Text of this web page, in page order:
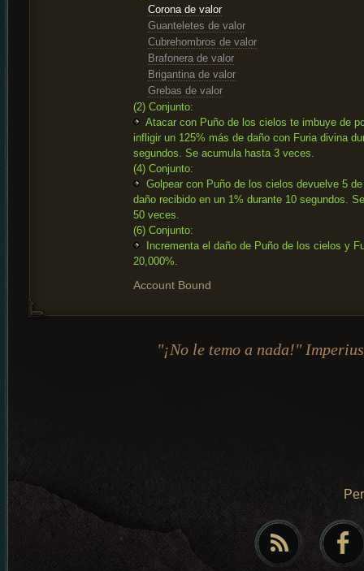
Corona de valor
Guanteletes de valor
Cubrehombros de valor
Brafonera de valor
Brigantina de valor
Grebas de valor
(2) Conjunto:
Atacar con Puño de los cielos te imbuye de
infligir un 125% más de daño con Furia divina
segundos. Se acumula hasta 3 veces.
(4) Conjunto:
Golpear con Puño de los cielos devuelve 5
daño recibido en un 1% durante 10 segundos.
50 veces.
(6) Conjunto:
Incrementa el daño de Puño de los cielos y
20,000%.
Account Bound
"¡No le temo a nada!"